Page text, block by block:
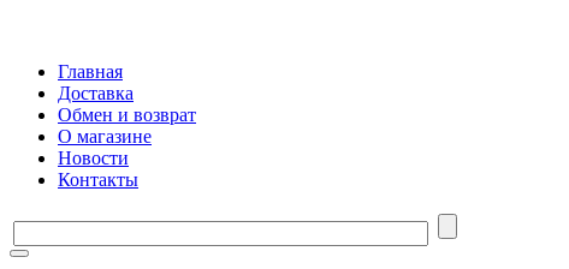
Главная
Доставка
Обмен и возврат
О магазине
Новости
Контакты